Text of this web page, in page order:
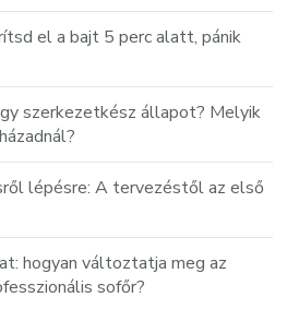
el a bajt 5 perc alatt, pánik
szerkezetkész állapot? Melyik
lépésre: A tervezéstől az első
hogyan változtatja meg az
sofőr?